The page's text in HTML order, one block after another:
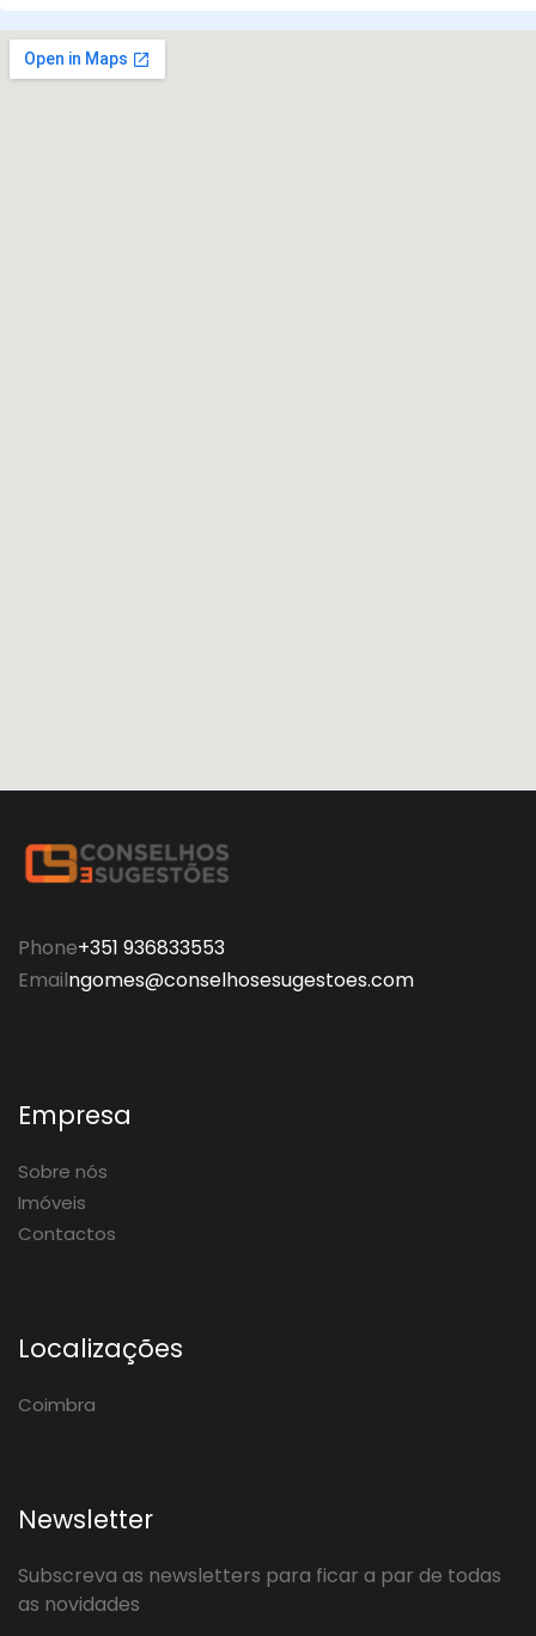
Phone+351 936833553
Emailngomes@conselhosesugestoes.com
Empresa
Sobre nós
Imóveis
Contactos
Localizações
Coimbra
Newsletter
Subscreva as newsletters para ficar a par de todas
as novidades